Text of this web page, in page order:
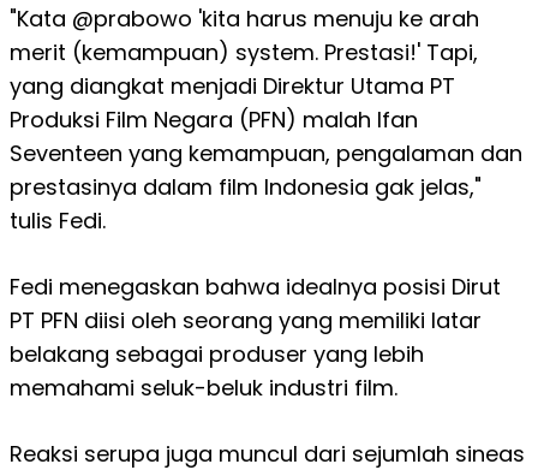
"Kata @prabowo 'kita harus menuju ke arah
merit (kemampuan) system. Prestasi!' Tapi,
yang diangkat menjadi Direktur Utama PT
Produksi Film Negara (PFN) malah Ifan
Seventeen yang kemampuan, pengalaman dan
prestasinya dalam film Indonesia gak jelas,"
tulis Fedi.
Fedi menegaskan bahwa idealnya posisi Dirut
PT PFN diisi oleh seorang yang memiliki latar
belakang sebagai produser yang lebih
memahami seluk-beluk industri film.
Reaksi serupa juga muncul dari sejumlah sineas